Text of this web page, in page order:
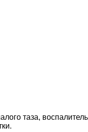
таза,